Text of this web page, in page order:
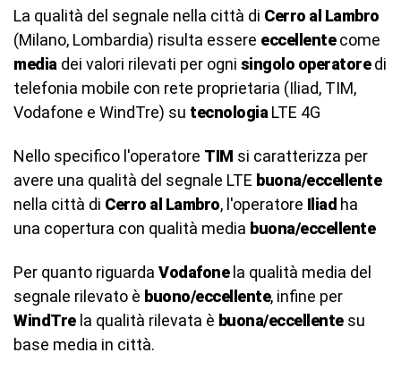
La qualità del segnale nella città di Cerro al Lambro
(Milano, Lombardia) risulta essere eccellentecome
media dei valori rilevati per ogni singolo operatoredi
telefonia mobile con rete proprietaria (Iliad, TIM,
Vodafone e WindTre) su tecnologia LTE 4G
Nello specifico l'operatore TIM si caratterizza per
avere una qualità del segnale LTE buona/eccellente
nella città di Cerro al Lambro, l'operatore Iliad ha
una copertura con qualità media buona/eccellente
Per quanto riguarda Vodafonela qualità media del
segnale rilevato è buono/eccellente, infine per
WindTrela qualità rilevata è buona/eccellentesu
base media in città.